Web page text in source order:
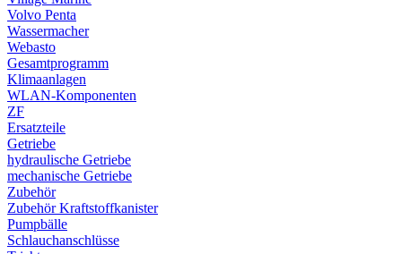
Volvo Penta
Wassermacher
Webasto
Gesamtprogramm
Klimaanlagen
WLAN-Komponenten
ZF
Ersatzteile
Getriebe
hydraulische Getriebe
mechanische Getriebe
Zubehör
Zubehör Kraftstoffkanister
Pumpbälle
Schlauchanschlüsse